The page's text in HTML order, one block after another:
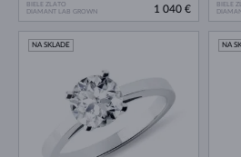
BIELE ZLATO
DIAMANT LAB GROWN
1 040 €
BIELE
NA SKLADE NA